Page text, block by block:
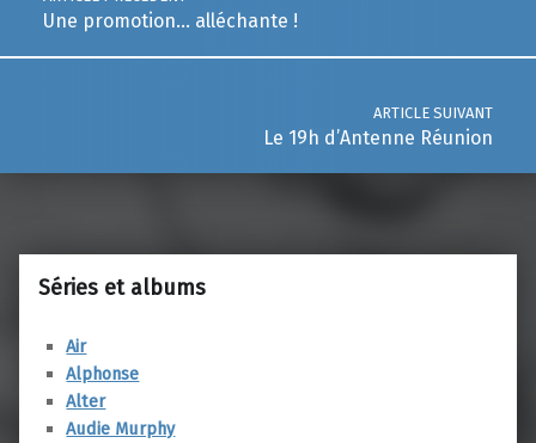
Une promotion… alléchante !
ARTICLE SUIVANT
Le 19h d’Antenne Réunion
Séries et albums
Air
Alphonse
Alter
Audie Murphy